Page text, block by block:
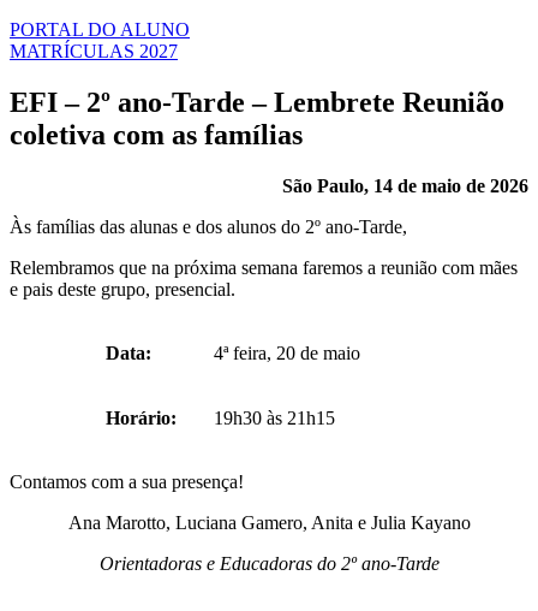
PORTAL DO ALUNO
MATRÍCULAS 2027
EFI – 2º ano-Tarde – Lembrete Reunião
coletiva com as famílias
São Paulo, 14 de maio de 2026
Às famílias das alunas e dos alunos do 2º ano-Tarde,
Relembramos que na próxima semana faremos a reunião com mães
e pais deste grupo, presencial.
Data: 4ª feira, 20 de maio
Horário: 19h30 às 21h15
Contamos com a sua presença!
Ana Marotto, Luciana Gamero, Anita e Julia Kayano
Orientadoras e Educadoras do 2º ano-Tarde